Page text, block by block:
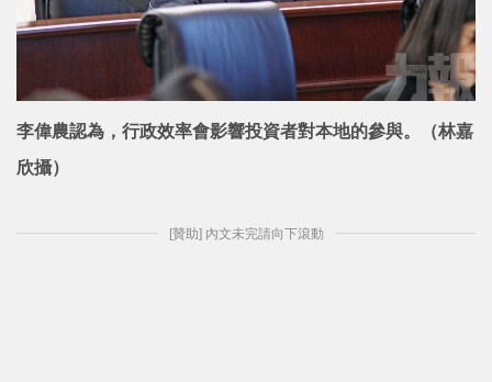
李偉農認為，行政效率會影響投資者對本地的參與。（林嘉
欣攝）
[贊助] 內文未完請向下滾動